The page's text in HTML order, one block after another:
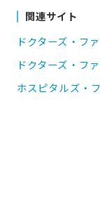
関連サイト
ドクターズ・フ
ドクターズ・フ
ホスピタルズ・